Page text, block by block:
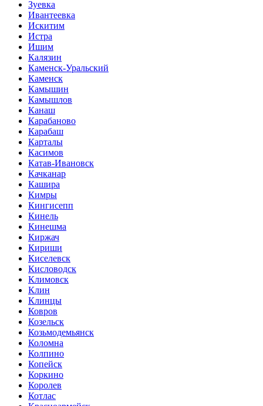
Зуевка
Ивантеевка
Искитим
Истра
Ишим
Калязин
Каменск-Уральский
Каменск
Камышин
Камышлов
Канаш
Карабаново
Карабаш
Карталы
Касимов
Катав-Ивановск
Качканар
Кашира
Кимры
Кингисепп
Кинель
Кинешма
Киржач
Кириши
Киселевск
Кисловодск
Климовск
Клин
Клинцы
Ковров
Козельск
Козьмодемьянск
Коломна
Колпино
Копейск
Коркино
Королев
Котлас